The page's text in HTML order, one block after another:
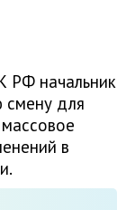
РФ начальник
смену для
в